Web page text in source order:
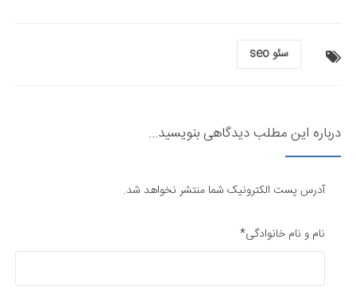
سئو seo
درباره این مطلب دیدگاهی بنویسید...
آدرس پست الکترونیک شما منتشر نخواهد شد.
نام و نام خانوادگی*